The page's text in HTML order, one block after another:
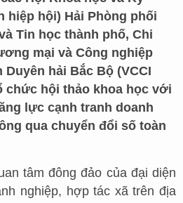
hiệp hội) Hải Phòng phối
Tin học thành phố, Chi
mại và Công nghiệp
Duyên hải Bắc Bộ (VCCI
chức hội thảo khoa học với
lực cạnh tranh doanh
qua chuyển đổi số toàn
tâm đông đảo của đại diện
nghiệp, hợp tác xã trên địa